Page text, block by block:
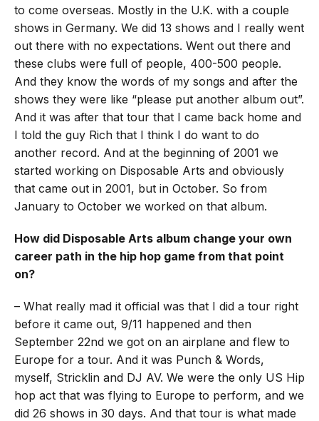
to come overseas. Mostly in the U.K. with a couple
shows in Germany. We did 13 shows and I really went
out there with no expectations. Went out there and
these clubs were full of people, 400-500 people.
And they know the words of my songs and after the
shows they were like “please put another album out”.
And it was after that tour that I came back home and
I told the guy Rich that I think I do want to do
another record. And at the beginning of 2001 we
started working on Disposable Arts and obviously
that came out in 2001, but in October. So from
January to October we worked on that album.
How did Disposable Arts album change your own
career path in the hip hop game from that point
on?
– What really mad it official was that I did a tour right
before it came out, 9/11 happened and then
September 22nd we got on an airplane and flew to
Europe for a tour. And it was Punch & Words,
myself, Stricklin and DJ AV. We were the only US Hip
hop act that was flying to Europe to perform, and we
did 26 shows in 30 days. And that tour is what made